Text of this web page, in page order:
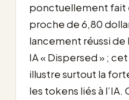
ponctuellement fait
proche de 6,80
lancement réussi
IA « Dispersed » ;
illustre surtout la
les tokens liés à